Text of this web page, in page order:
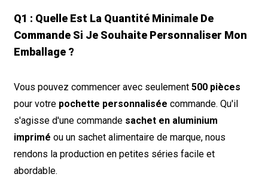
Q1 : Quelle Est La Quantité Minimale De
Commande Si Je Souhaite Personnaliser Mon
Emballage ?
Vous pouvez commencer avec seulement 500 pièces
pour votre pochette personnalisée commande. Qu'il
s'agisse d'une commande sachet en aluminium
imprimé ou un sachet alimentaire de marque, nous
rendons la production en petites séries facile et
abordable.